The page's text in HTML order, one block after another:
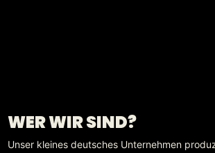
WER WIR SIND?
Unser kleines deutsches Unternehmen